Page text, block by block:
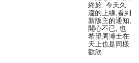
終於, 今天久
違的上線,看到
新版主的通知,
開心不已, 也
希望周博士在
天上也是同樣
歡欣.